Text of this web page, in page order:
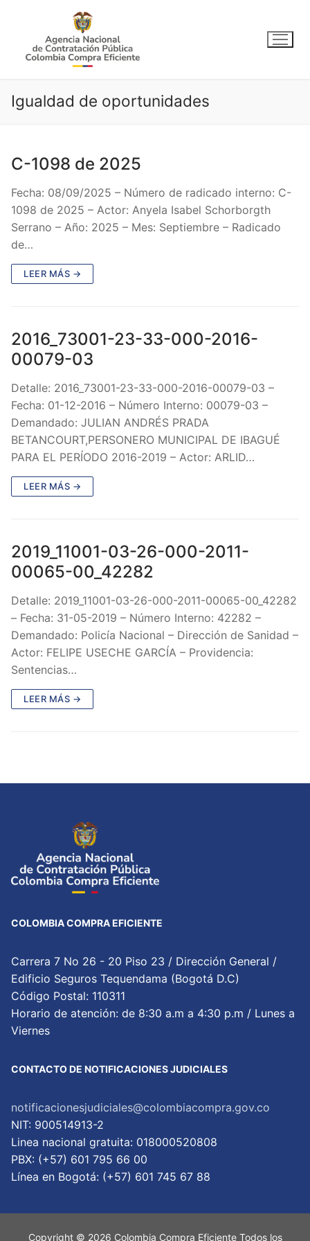
contenido
Igualdad de oportunidades
C-1098 de 2025
Fecha: 08/09/2025 – Número de radicado interno: C-
1098 de 2025 – Actor: Anyela Isabel Schorborgth
Serrano – Año: 2025 – Mes: Septiembre – Radicado
de…
LEER MÁS →
2016_73001-23-33-000-2016-
00079-03
Detalle: 2016_73001-23-33-000-2016-00079-03 –
Fecha: 01-12-2016 – Número Interno: 00079-03 –
Demandado: JULIAN ANDRÉS PRADA
BETANCOURT,PERSONERO MUNICIPAL DE IBAGUÉ
PARA EL PERÍODO 2016-2019 – Actor: ARLID…
LEER MÁS →
2019_11001-03-26-000-2011-
00065-00_42282
Detalle: 2019_11001-03-26-000-2011-00065-00_42282
– Fecha: 31-05-2019 – Número Interno: 42282 –
Demandado: Policía Nacional – Dirección de Sanidad –
Actor: FELIPE USECHE GARCÍA – Providencia:
Sentencias…
LEER MÁS →
COLOMBIA COMPRA EFICIENTE
Carrera 7 No 26 - 20 Piso 23 / Dirección General /
Edificio Seguros Tequendama (Bogotá D.C)
Código Postal: 110311
Horario de atención: de 8:30 a.m a 4:30 p.m / Lunes a
Viernes
CONTACTO DE NOTIFICACIONES JUDICIALES
notificacionesjudiciales@colombiacompra.gov.co
NIT: 900514913-2
Linea nacional gratuita: 018000520808
PBX: (+57) 601 795 66 00
Lí­nea en Bogotá: (+57) 601 745 67 88
Copyright © 2026 Colombia Compra Eficiente Todos los